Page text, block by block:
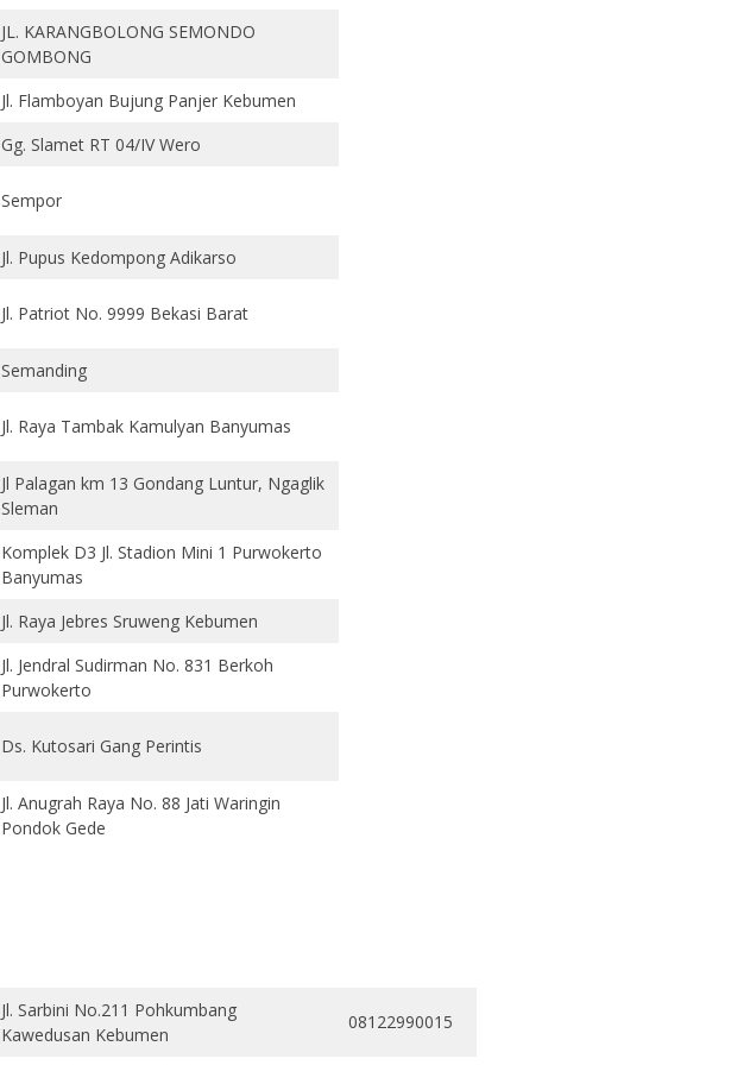
JL. KARANGBOLONG SEMONDO
GOMBONG
Jl. Flamboyan Bujung Panjer Kebumen
Gg. Slamet RT 04/IV Wero
Sempor
Jl. Pupus Kedompong Adikarso
Jl. Patriot No. 9999 Bekasi Barat
Semanding
Jl. Raya Tambak Kamulyan Banyumas
Jl Palagan km 13 Gondang Luntur, Ngaglik
Sleman
Komplek D3 Jl. Stadion Mini 1 Purwokerto
Banyumas
Jl. Raya Jebres Sruweng Kebumen
Jl. Jendral Sudirman No. 831 Berkoh
Purwokerto
Ds. Kutosari Gang Perintis
Jl. Anugrah Raya No. 88 Jati Waringin
Pondok Gede
Jl. Sarbini No.211 Pohkumbang
Kawedusan Kebumen
08122990015